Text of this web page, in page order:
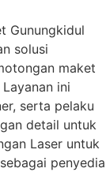
Gunungkidul
solusi
maket
ini
serta pelaku
detail untuk
Laser untuk
penyedia